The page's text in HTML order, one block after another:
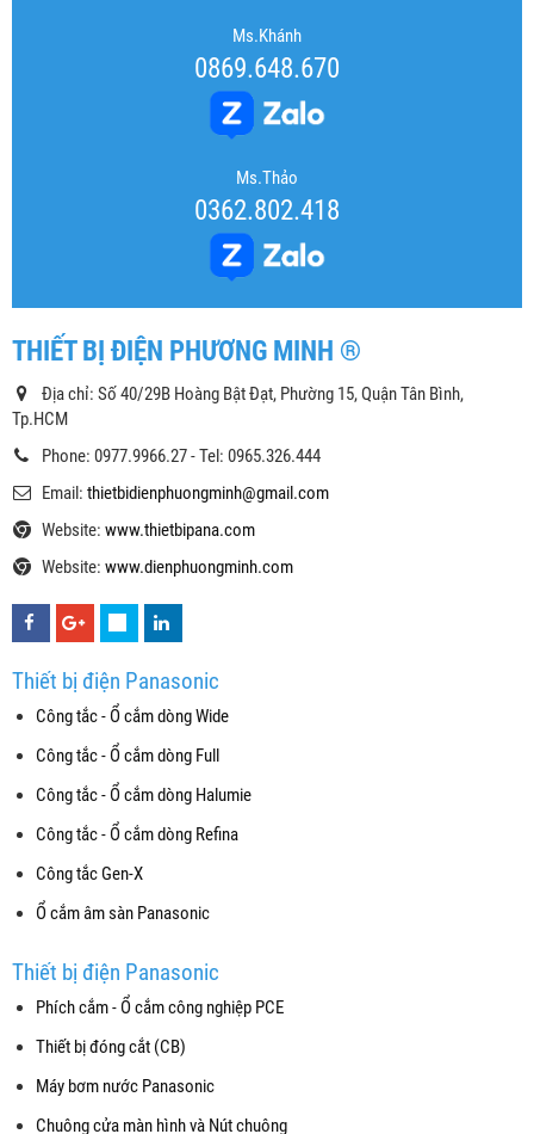
Ms.Khánh
0869.648.670
Ms.Thảo
0362.802.418
THIẾT BỊ ĐIỆN PHƯƠNG MINH ®
Địa chỉ: Số 40/29B Hoàng Bật Đạt, Phường 15, Quận Tân Bình,
Tp.HCM
Phone: 0977.9966.27 - Tel: 0965.326.444
Email: thietbidienphuongminh@gmail.com
Website: www.thietbipana.com
Website: www.dienphuongminh.com
Thiết bị điện Panasonic
Công tắc - Ổ cắm dòng Wide
Công tắc - Ổ cắm dòng Full
Công tắc - Ổ cắm dòng Halumie
Công tắc - Ổ cắm dòng Refina
Công tắc Gen-X
Ổ cắm âm sàn Panasonic
Thiết bị điện Panasonic
Phích cắm - Ổ cắm công nghiệp PCE
Thiết bị đóng cắt (CB)
Máy bơm nước Panasonic
Chuông cửa màn hình và Nút chuông